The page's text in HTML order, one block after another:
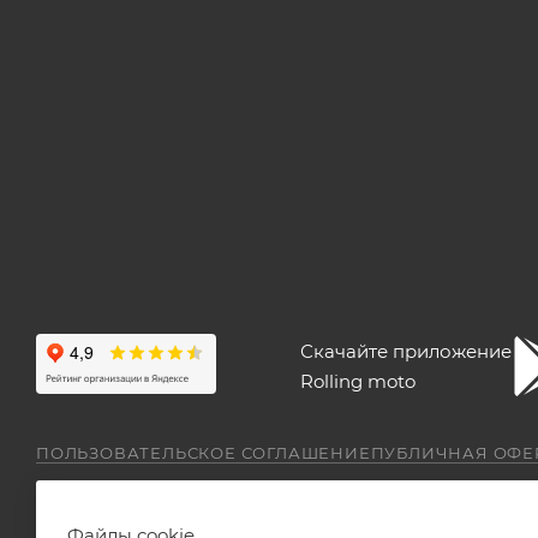
Скачайте приложение
Rolling moto
ПОЛЬЗОВАТЕЛЬСКОЕ СОГЛАШЕНИЕПУБЛИЧНАЯ